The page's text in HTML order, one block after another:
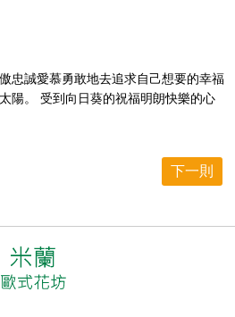
忠誠愛慕勇敢地去追求自己想要的幸福
陽。 受到向日葵的祝福明朗快樂的心
下一則